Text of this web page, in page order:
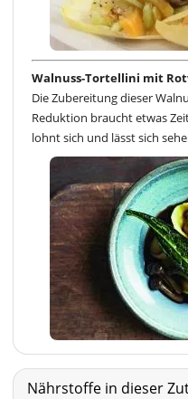
Walnuss-Tortellini mit
Die Zubereitung dieser
Reduktion braucht etwas
lohnt sich und lässt sich
Nährstoffe in dieser